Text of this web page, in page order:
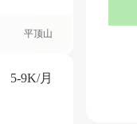
平顶山
5-9K/月